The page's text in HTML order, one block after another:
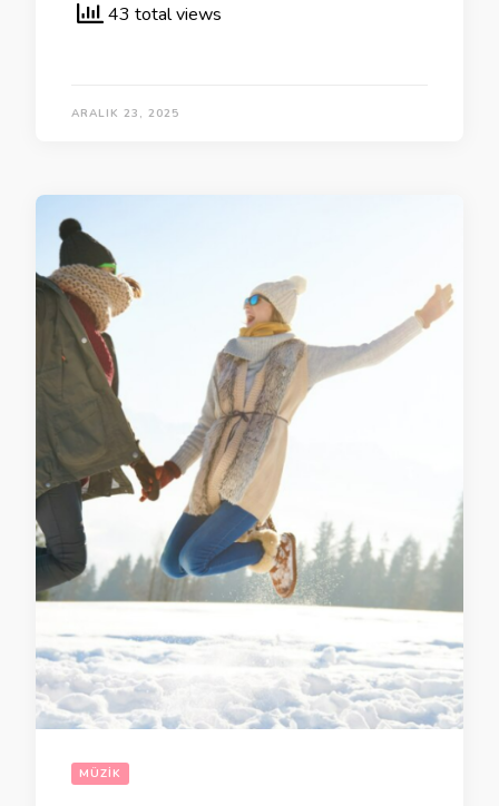
43 total views
ARALIK 23, 2025
MÜZIK